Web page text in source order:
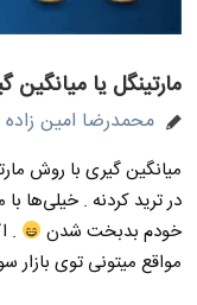
مارتینگل یا
محمدرضا امین زاده
میانگین گیری با روش
در ترید کردنه . خیلی‌ها
خودم بدبخت شدن
.
مواقع میتونی توی بازار